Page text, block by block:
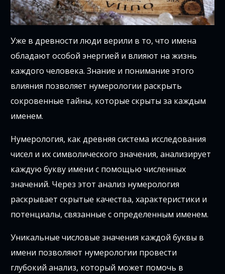
Уже в древности люди верили в то, что имена
обладают особой энергией и влияют на жизнь
каждого человека. Знание и понимание этого
влияния позволяет нумерологии раскрыть
сокровенные тайны, которые скрыты за каждым
именем.
Нумерология, как древняя система исследования
чисел и их символического значения, анализирует
каждую букву имени с помощью численных
значений. Через этот анализ нумерология
раскрывает скрытые качества, характеристики и
потенциалы, связанные с определенным именем.
Уникальные числовые значения каждой буквы в
имени позволяют нумерологии провести
глубокий анализ, который может помочь в